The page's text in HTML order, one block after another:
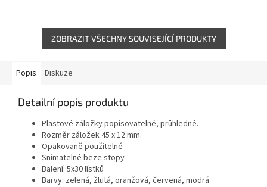
ZOBRAZIT VŠECHNY SOUVISEJÍCÍ PRODUKTY
Popis Diskuze
Detailní popis produktu
Plastové záložky popisovatelné, průhledné.
Rozměr záložek 45 x 12 mm.
Opakovaně použitelné
Snímatelné beze stopy
Balení: 5x30 lístků
Barvy: zelená, žlutá, oranžová, červená, modrá